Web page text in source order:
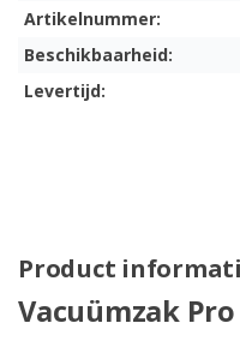
Artikelnummer:
Beschikbaarheid:
Levertijd:
Product
Vacuümzak